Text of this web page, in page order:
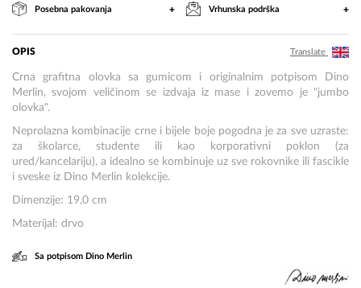
Posebna pakovanja + Vrhunska podrška +
OPIS Translate
Crna grafitna olovka sa gumicom i originalnim potpisom Dino
Merlin, svojom veličinom se izdvaja iz mase i zovemo je "jumbo
olovka".
Neprolazna kombinacije crne i bijele boje pogodna je za sve uzraste:
za školarce, studente ili kao korporativni poklon (za
ured/kancelariju), a idealno se kombinuje uz sve rokovnike ili fascikle
i sveske iz Dino Merlin kolekcije.
Dimenzije: 19,0 cm
Materijal: drvo
Sa potpisom Dino Merlin